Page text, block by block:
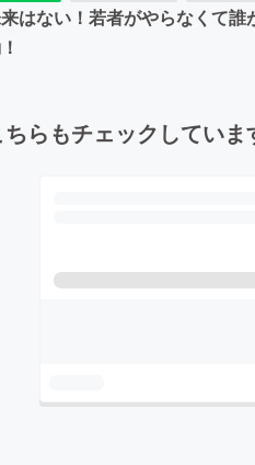
はない！若者がやらなくて
らもチェックしていま